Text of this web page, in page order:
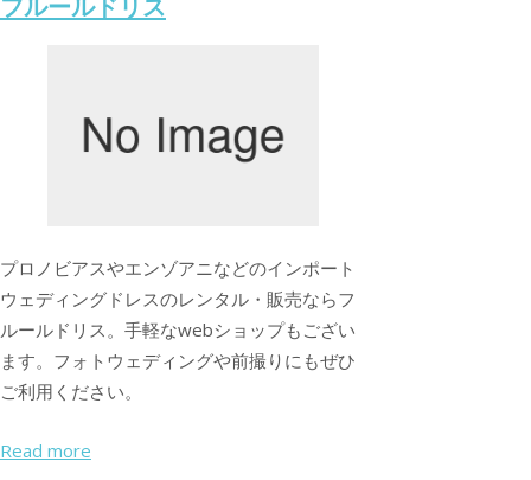
プロノビアスやエンゾアニなどのインポート
ウェディングドレスのレンタル・販売ならフ
ルールドリス。手軽なwebショップもござい
ます。フォトウェディングや前撮りにもぜひ
ご利用ください。
Read more